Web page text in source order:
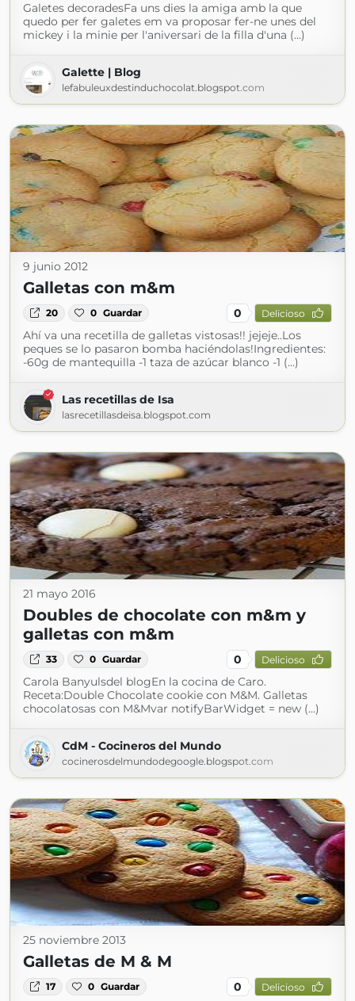
Galetes decoradesFa uns dies la amiga amb la que
quedo per fer galetes em va proposar fer-ne unes del
mickey i la minie per l'aniversari de la filla d'una (...)
Galette | Blog
lefabuleuxdestinduchocolat.blogspot.com
9 junio 2012
Galletas con m&m
20 0 Guardar 0 Delicioso
Ahí va una recetilla de galletas vistosas!! jejeje..Los
peques se lo pasaron bomba haciéndolas!Ingredientes:
-60g de mantequilla -1 taza de azúcar blanco -1 (...)
Las recetillas de Isa
lasrecetillasdeisa.blogspot.com
21 mayo 2016
Doubles de chocolate con m&m y
galletas con m&m
33 0 Guardar 0 Delicioso
Carola Banyulsdel blogEn la cocina de Caro.
Receta:Double Chocolate cookie con M&M. Galletas
chocolatosas con M&Mvar notifyBarWidget = new (...)
CdM - Cocineros del Mundo
cocinerosdelmundodegoogle.blogspot.com
25 noviembre 2013
Galletas de M & M
17 0 Guardar 0 Delicioso